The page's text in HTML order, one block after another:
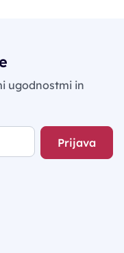
ugodnostmi in
Prijava